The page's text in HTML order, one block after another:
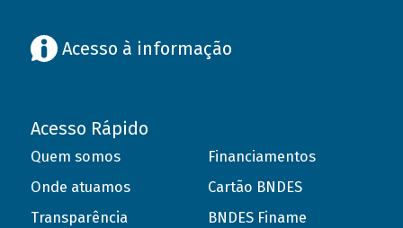
Acesso à informação
Acesso Rápido
Quem somos
Onde atuamos
Transparência
Financiamentos
Cartão BNDES
BNDES Finame